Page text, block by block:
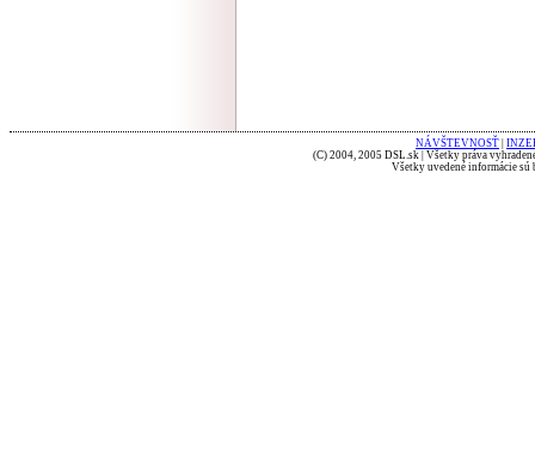
NÁVŠTEVNOSŤ
(C) 2004, 2005 DSL.sk | Všetky práva
Všetky uvedené informácie sú